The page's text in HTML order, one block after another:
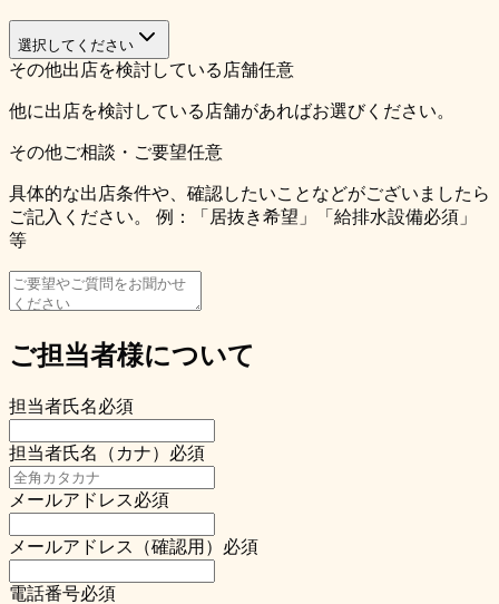
選択してください
その他出店を検討している店舗任意
他に出店を検討している店舗があればお選びください。
その他ご相談・ご要望任意
具体的な出店条件や、確認したいことなどがございましたら
ご記入ください。 例：「居抜き希望」「給排水設備必須」
等
ご担当者様について
担当者氏名必須
担当者氏名（カナ） 必須
メールアドレス必須
メールアドレス（確認用） 必須
電話番号必須